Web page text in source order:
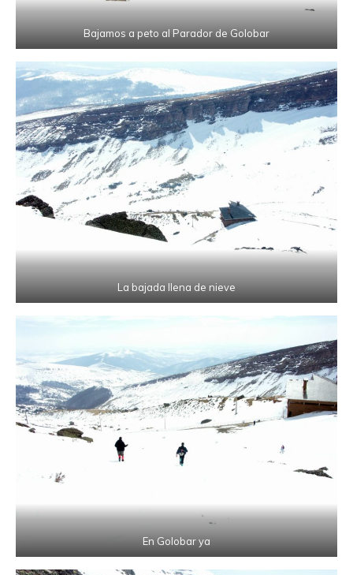
Bajamos a peto al Parador de Golobar
La bajada llena de nieve
En Golobar ya